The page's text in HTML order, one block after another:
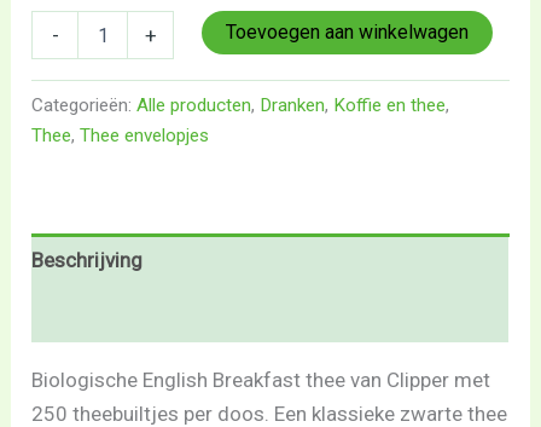
- + Toevoegen aan winkelwagen
Categorieën:Alle producten, Dranken, Koffie en thee,
Thee,Thee envelopjes
Beschrijving
Biologische English Breakfast thee van Clipper met
250 theebuiltjes per doos. Een klassieke zwarte thee